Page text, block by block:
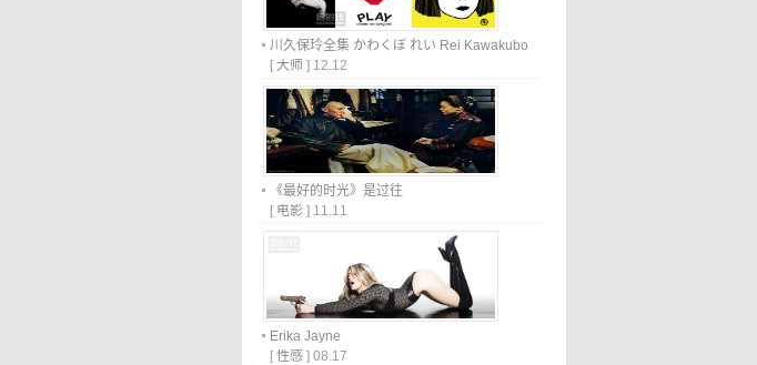
川久保玲全集 かわくぼ れい Rei Kawakubo
[ 大师 ] 12.12
《最好的时光》是过往
[ 电影 ] 11.11
Erika Jayne
[ 性感 ] 08.17